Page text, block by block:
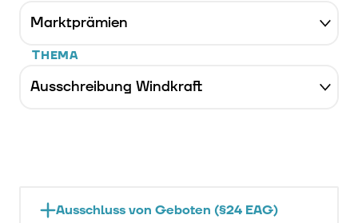
Thema
Ausschluss von Geboten (§24 EAG)